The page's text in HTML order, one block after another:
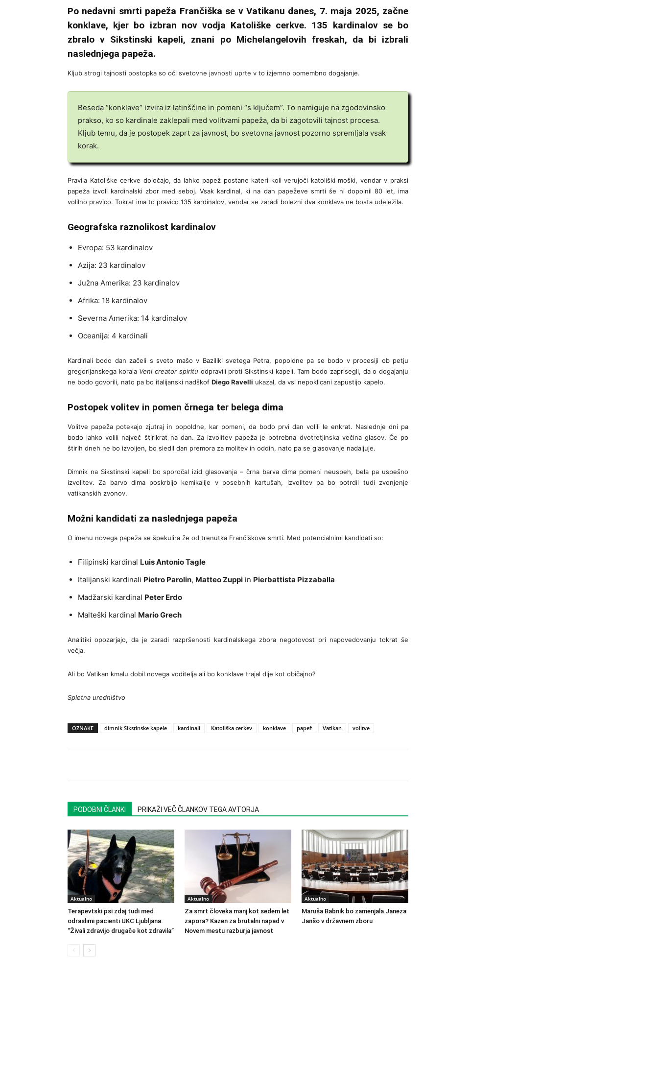
Po nedavni smrti papeža Frančiška se v Vatikanu danes, 7. maja 2025, začne
konklave, kjer bo izbran nov vodja Katoliške cerkve. 135 kardinalov se bo
zbralo v Sikstinski kapeli, znani po Michelangelovih freskah, da bi izbrali
naslednjega papeža.
Kljub strogi tajnosti postopka so oči svetovne javnosti uprte v to izjemno pomembno dogajanje.
Beseda “konklave” izvira iz latinščine in pomeni “s ključem”. To namiguje na zgodovinsko
prakso, ko so kardinale zaklepali med volitvami papeža, da bi zagotovili tajnost procesa.
Kljub temu, da je postopek zaprt za javnost, bo svetovna javnost pozorno spremljala vsak
korak.
Pravila Katoliške cerkve določajo, da lahko papež postane kateri koli verujoči katoliški moški, vendar v praksi
papeža izvoli kardinalski zbor med seboj. Vsak kardinal, ki na dan papeževe smrti še ni dopolnil 80 let, ima
volilno pravico. Tokrat ima to pravico 135 kardinalov, vendar se zaradi bolezni dva konklava ne bosta udeležila.
Geografska raznolikost kardinalov
Evropa: 53 kardinalov
Azija: 23 kardinalov
Južna Amerika: 23 kardinalov
Afrika: 18 kardinalov
Severna Amerika: 14 kardinalov
Oceanija: 4 kardinali
Kardinali bodo dan začeli s sveto mašo v Baziliki svetega Petra, popoldne pa se bodo v procesiji ob petju
gregorijanskega korala Veni creator spiritu odpravili proti Sikstinski kapeli. Tam bodo zaprisegli, da o dogajanju
ne bodo govorili, nato pa bo italijanski nadškof Diego Ravelli ukazal, da vsi nepoklicani zapustijo kapelo.
Postopek volitev in pomen črnega ter belega dima
Volitve papeža potekajo zjutraj in popoldne, kar pomeni, da bodo prvi dan volili le enkrat. Naslednje dni pa
bodo lahko volili največ štirikrat na dan. Za izvolitev papeža je potrebna dvotretjinska večina glasov. Če po
štirih dneh ne bo izvoljen, bo sledil dan premora za molitev in oddih, nato pa se glasovanje nadaljuje.
Dimnik na Sikstinski kapeli bo sporočal izid glasovanja – črna barva dima pomeni neuspeh, bela pa uspešno
izvolitev. Za barvo dima poskrbijo kemikalije v posebnih kartušah, izvolitev pa bo potrdil tudi zvonjenje
vatikanskih zvonov.
Možni kandidati za naslednjega papeža
O imenu novega papeža se špekulira že od trenutka Frančiškove smrti. Med potencialnimi kandidati so:
Filipinski kardinal Luis Antonio Tagle
Italijanski kardinali Pietro Parolin, Matteo Zuppi in Pierbattista Pizzaballa
Madžarski kardinal Peter Erdo
Malteški kardinal Mario Grech
Analitiki opozarjajo, da je zaradi razpršenosti kardinalskega zbora negotovost pri napovedovanju tokrat še
večja.
Ali bo Vatikan kmalu dobil novega voditelja ali bo konklave trajal dlje kot običajno?
Spletna uredništvo
OZNAKE dimnik Sikstinske kapele kardinali Katoliška cerkev konklave papež Vatikan volitve
PODOBNI ČLANKI PRIKAŽI VEČ ČLANKOV TEGA AVTORJA
Aktualno
Terapevtski psi zdaj tudi med
odraslimi pacienti UKC Ljubljana:
“Živali zdravijo drugače kot zdravila”
Aktualno
Za smrt človeka manj kot sedem let
zapora? Kazen za brutalni napad v
Novem mestu razburja javnost
Aktualno
Maruša Babnik bo zamenjala Janeza
Janšo v državnem zboru